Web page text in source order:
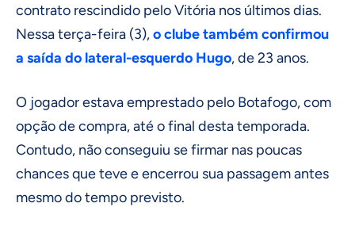
contrato rescindido pelo Vitória nos últimos dias.
Nessa terça-feira (3),o clube também confirmou
a saída do lateral-esquerdo Hugo, de 23 anos.
O jogador estava emprestado pelo Botafogo, com
opção de compra, até o final desta temporada.
Contudo, não conseguiu se firmar nas poucas
chances que teve e encerrou sua passagem antes
mesmo do tempo previsto.